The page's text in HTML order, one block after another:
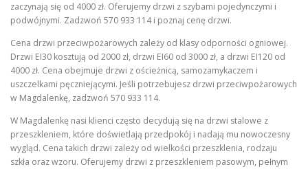
zaczynają się od 4000 zł. Oferujemy drzwi z szybami pojedynczymi i
podwójnymi. Zadzwoń 570 933 114 i poznaj cenę drzwi.
Cena drzwi przeciwpożarowych zależy od klasy odporności ogniowej.
Drzwi EI30 kosztują od 2000 zł, drzwi EI60 od 3000 zł, a drzwi EI120 od
4000 zł. Cena obejmuje drzwi z ościeżnicą, samozamykaczem i
uszczelkami pęczniejącymi. Jeśli potrzebujesz drzwi przeciwpożarowych
w Magdalenkę, zadzwoń 570 933 114.
W Magdalenkę nasi klienci często decydują się na drzwi stalowe z
przeszkleniem, które doświetlają przedpokój i nadają mu nowoczesny
wygląd. Cena takich drzwi zależy od wielkości przeszklenia, rodzaju
szkła oraz wzoru. Oferujemy drzwi z przeszkleniem pasowym, pełnym